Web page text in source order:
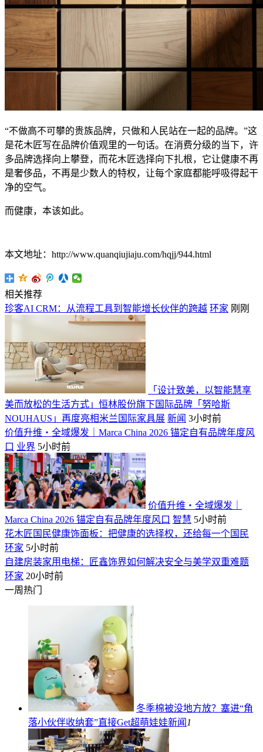
“不做高不可攀的贵族品牌，只做和人民站在一起的品牌。”这
是花木匠写在品牌价值观里的一句话。在消费分级的当下，许
多品牌选择向上攀登，而花木匠选择向下扎根，它让健康不再
是奢侈品，不再是少数人的特权，让每个家庭都能呼吸得起干
净的空气。
而健康，本该如此。
本文地址：http://www.quanqiujiaju.com/hqjj/944.html
相关推荐
珍客AI CRM：从流程工具到智能增长伙伴的跨越 环家 刚刚
「设计致美，以智能慧享
美而放松的生活方式」恒林股份旗下国际品牌「努哈斯
NOUHAUS」再度亮相米兰国际家具展 新闻 3小时前
价值升维・全域爆发｜Marca China 2026 锚定自有品牌年度风
口 业界 5小时前
价值升维・全域爆发｜
Marca China 2026 锚定自有品牌年度风口 智慧 5小时前
花木匠国民健康饰面板：把健康的选择权，还给每一个国民
环家 5小时前
自建房装家用电梯：匠鑫饰界如何解决安全与美学双重难题
环家 20小时前
一周热门
冬季棉被没地方放？塞进“角
落小伙伴收纳套”直接Get超萌娃娃新闻1